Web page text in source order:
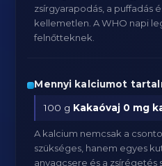
zsírgyarapodás, a puffadás
kellemetlen. A WHO napi
felnőtteknek.
Mennyi kalciumot
100 g Kakaóvaj 0 mg
A kalcium nemcsak a
szükséges, hanem egyes
anyagcsere és a zsírégetés